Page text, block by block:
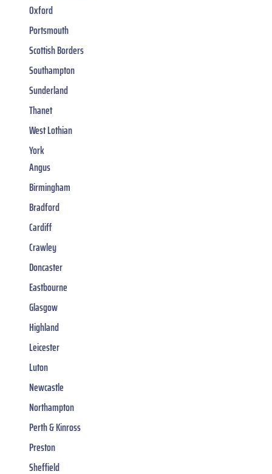
Oxford
Portsmouth
Scottish Borders
Southampton
Sunderland
Thanet
West Lothian
York
Angus
Birmingham
Bradford
Cardiff
Crawley
Doncaster
Eastbourne
Glasgow
Highland
Leicester
Luton
Newcastle
Northampton
Perth & Kinross
Preston
Sheffield